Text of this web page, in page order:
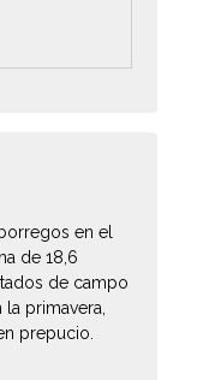
en el
de 18,6
de campo
primavera,
prepucio.